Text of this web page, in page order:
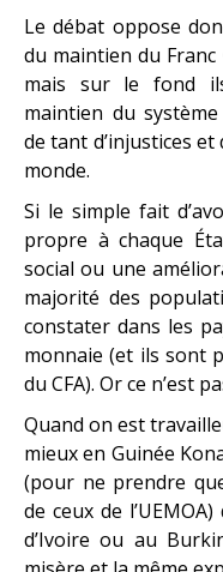
Le débat oppose
du maintien du Franc
mais sur le fond
maintien du
de tant d’injustices
monde.
Si le simple fait
propre à chaque
social ou une
majorité des
constater dans les
monnaie (et ils sont
du CFA). Or ce n’est
Quand on est
mieux en Guinée
(pour ne prendre
de ceux de
d’Ivoire ou au